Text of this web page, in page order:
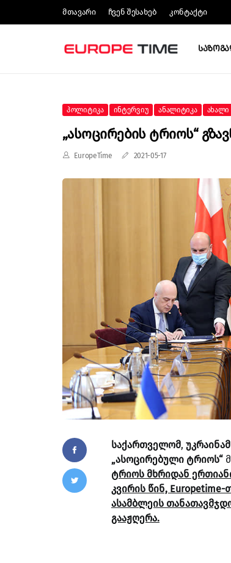
Მთავარი Ჩვენ Შესახებ Კონტაქტი
Პოლიტიკა Ინტერვიუ Ანალიტიკა Ახალი
„ასოცირების Ტრიოს“
EuropeTime 2021-05-17
საქართველომ, უკრაინამ
„ასოცირებული ტრიოს“
ტრიოს მხრიდან
კვირის წინ,
ასამბლეის
გააჟღერა.